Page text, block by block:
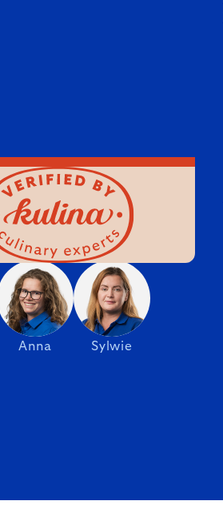
Anna Sylwie